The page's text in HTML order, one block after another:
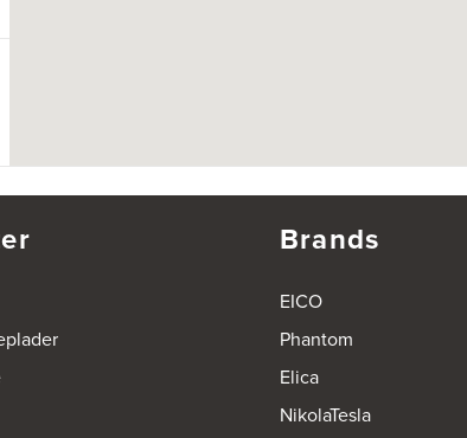
Brands
EICO
Phantom
Elica
NikolaTesla